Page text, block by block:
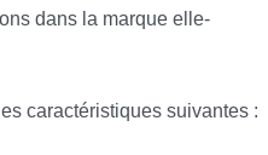
dans la marque elle-
caractéristiques suivantes :